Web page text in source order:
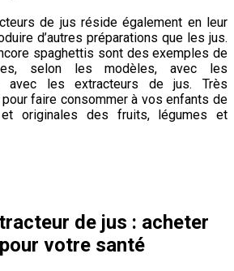
de jus réside également en leur
d’autres préparations que les jus.
spaghettis sont des exemples de
selon les modèles, avec les
avec les extracteurs de jus. Très
faire consommer à vos enfants de
originales des fruits, légumes et
de jus : acheter
votre santé